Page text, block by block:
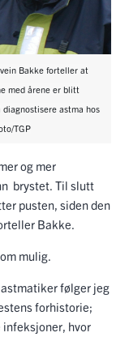
Bakke forteller at
med årene er blitt
astma hos
TGP
og mer
brystet. Til slutt
pusten, siden den
Bakke.
mulig.
følger jeg
forhistorie;
hvor